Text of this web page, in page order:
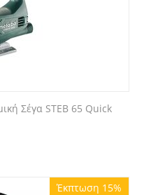
Σέγα STEB 65 Quick
Έκπτωση 15%